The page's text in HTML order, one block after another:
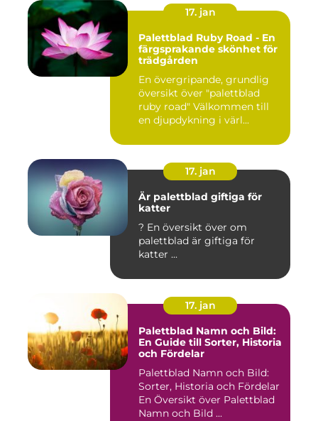
17. jan
Palettblad Ruby Road - En
färgsprakande skönhet för
trädgården
En övergripande, grundlig
översikt över "palettblad
ruby road" Välkommen till
en djupdykning i värl...
17. jan
Är palettblad giftiga för
katter
? En översikt över om
palettblad är giftiga för
katter ...
17. jan
Palettblad Namn och Bild:
En Guide till Sorter, Historia
och Fördelar
Palettblad Namn och Bild:
Sorter, Historia och Fördelar
En Översikt över Palettblad
Namn och Bild ...